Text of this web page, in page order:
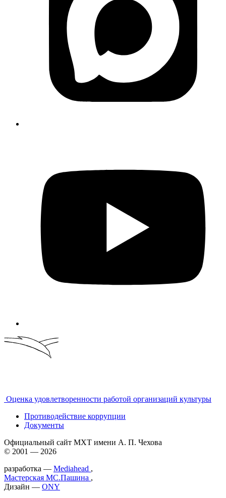
Оценка удовлетворенности работой организаций культуры
Противодействие коррупции
Документы
Официальный сайт МХТ имени А. П. Чехова
© 2001 — 2026
разработка — Mediahead ,
Мастерская МС.Пашина ,
Дизайн — ONY